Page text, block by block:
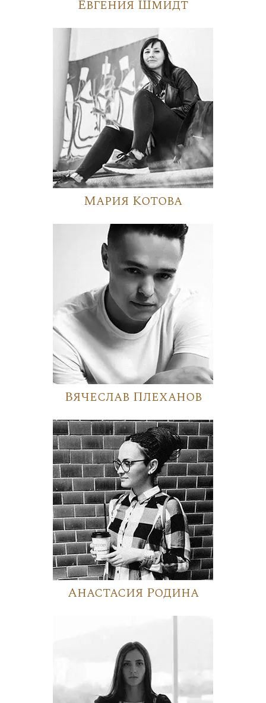
Евгения Шмидт
Мария Котова
Вячеслав Плеханов
Анастасия Родина